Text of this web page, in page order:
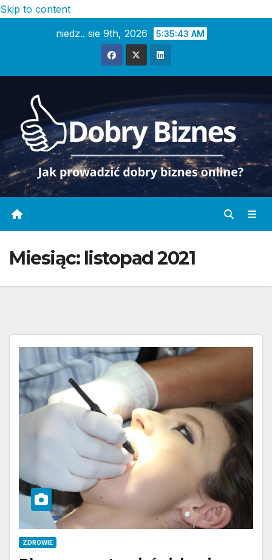
Skip to content
niedz.. sie 9th, 2026
5:35:45 AM
Miesiąc: listopad 2021
ZDROWIE